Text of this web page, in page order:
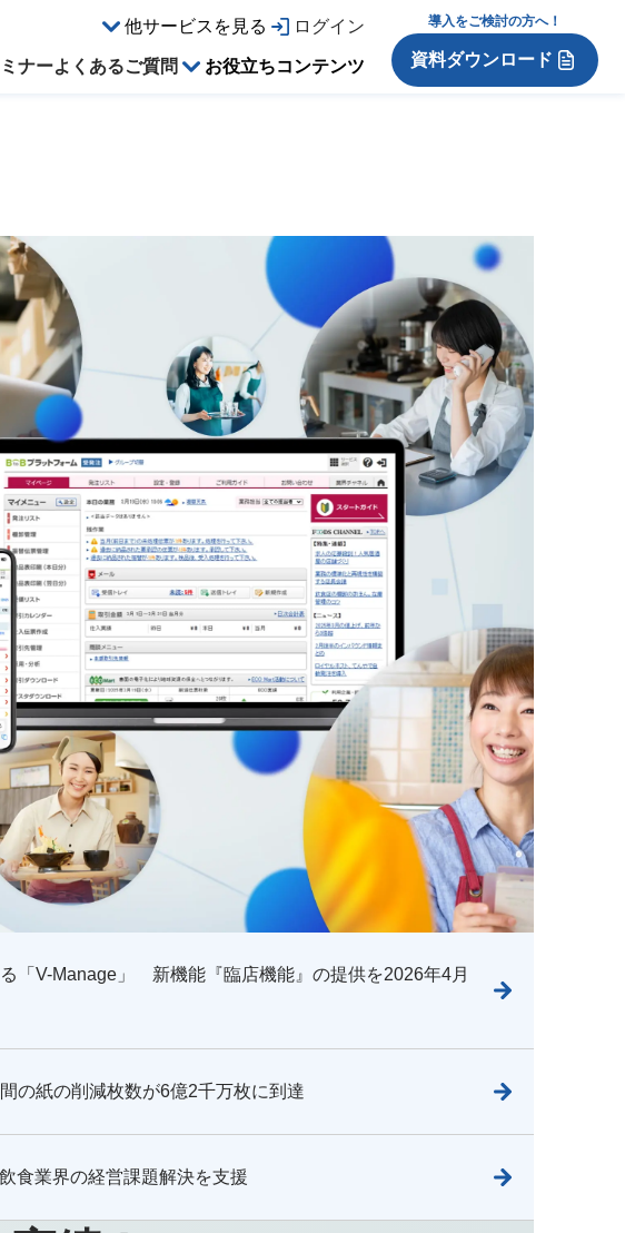
他サービスを見る ログイン
ナーよくあるご質問 お役立ちコンテンツ
導入をご検討の方へ！
資料ダウンロード
「V-Manage」 新機能『臨店機能』の提供を2026年4月
の紙の削減枚数が6億2千万枚に到達
食業界の経営課題解決を支援